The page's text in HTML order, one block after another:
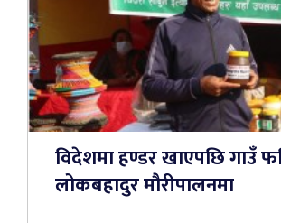
विदेशमा हण्डर खाएपछि गाउँ
लोकबहादुर मौरीपालनमा